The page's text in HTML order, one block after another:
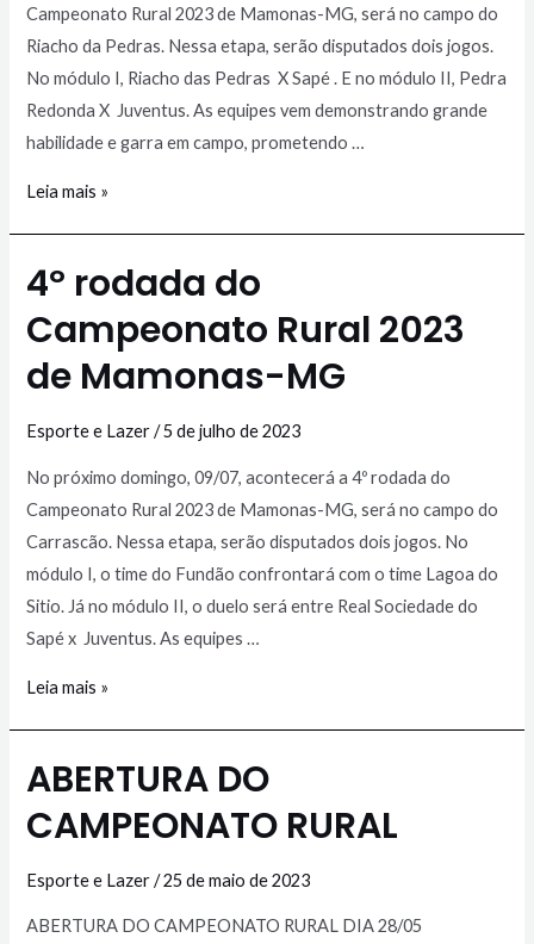
Campeonato Rural 2023 de Mamonas-MG, será no campo do
Riacho da Pedras. Nessa etapa, serão disputados dois jogos.
No módulo I, Riacho das Pedras X Sapé . E no módulo II, Pedra
Redonda X Juventus. As equipes vem demonstrando grande
habilidade e garra em campo, prometendo …
Leia mais »
4º rodada do
Campeonato Rural 2023
de Mamonas-MG
Esporte e Lazer/5 de julho de 2023
No próximo domingo, 09/07, acontecerá a 4º rodada do
Campeonato Rural 2023 de Mamonas-MG, será no campo do
Carrascão. Nessa etapa, serão disputados dois jogos. No
módulo I, o time do Fundão confrontará com o time Lagoa do
Sitio. Já no módulo II, o duelo será entre Real Sociedade do
Sapé x Juventus. As equipes …
Leia mais »
ABERTURA DO
CAMPEONATO RURAL
Esporte e Lazer/25 de maio de 2023
ABERTURA DO CAMPEONATO RURAL DIA 28/05